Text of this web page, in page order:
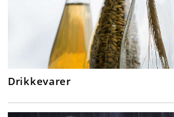
Drikkevarer